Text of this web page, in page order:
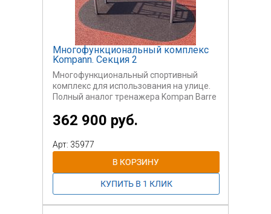
Многофункциональный комплекс
Kompann. Секция 2
Многофункциональный спортивный
комплекс для использования на улице.
Полный аналог тренажера Kompan Barre
Может быть использован
самостоятельно или вместе с другими
секциями.
Данный комплекс содержит различные
варианты турников. Для пользователей
старше 14 лет.
362 900 руб.
Арт: 35977